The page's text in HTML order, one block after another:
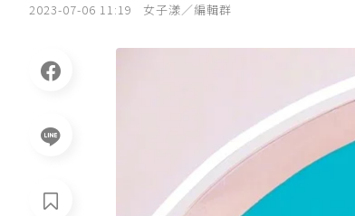
2023-07-06 11:19 女子漾／編輯群